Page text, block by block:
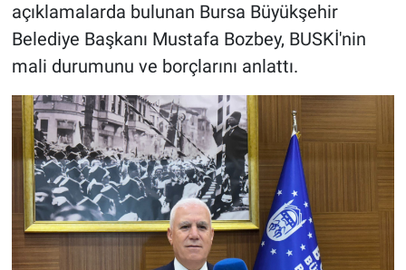
açıklamalarda bulunan Bursa Büyükşehir
Belediye Başkanı Mustafa Bozbey, BUSKİ'nin
mali durumunu ve borçlarını anlattı.